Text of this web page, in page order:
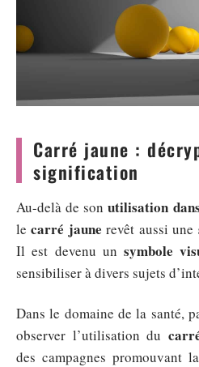
Carré jaune :
signification
Au-delà de sonutilisation
lecarré jaune revêt aussi une
Il est devenu un symbole
sensibiliser à divers sujets
Dans le domaine de la santé,
observer l’utilisation du
des campagnes promouvant